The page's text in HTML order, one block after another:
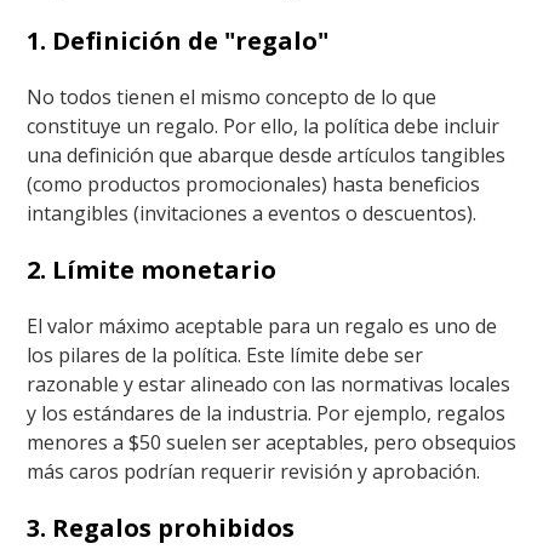
1. Definición de "regalo"
No todos tienen el mismo concepto de lo que
constituye un regalo. Por ello, la política debe incluir
una definición que abarque desde artículos tangibles
(como productos promocionales) hasta beneficios
intangibles (invitaciones a eventos o descuentos).
2. Límite monetario
El valor máximo aceptable para un regalo es uno de
los pilares de la política. Este límite debe ser
razonable y estar alineado con las normativas locales
y los estándares de la industria. Por ejemplo, regalos
menores a $50 suelen ser aceptables, pero obsequios
más caros podrían requerir revisión y aprobación.
3. Regalos prohibidos